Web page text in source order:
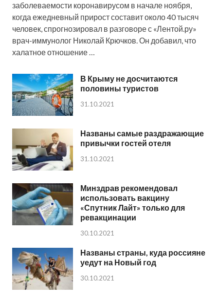
заболеваемости коронавирусом в начале ноября,
когда ежедневный прирост составит около 40 тысяч
человек, спрогнозировал в разговоре с «Лентой.ру»
врач-иммунолог Николай Крючков. Он добавил, что
халатное отношение …
В Крыму не досчитаются
половины туристов
31.10.2021
Названы самые раздражающие
привычки гостей отеля
31.10.2021
Минздрав рекомендовал
использовать вакцину
«Спутник Лайт» только для
ревакцинации
30.10.2021
Названы страны, куда россияне
уедут на Новый год
30.10.2021